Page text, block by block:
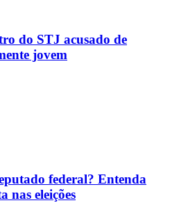
do STJ acusado de
jovem
federal? Entenda
nas eleições